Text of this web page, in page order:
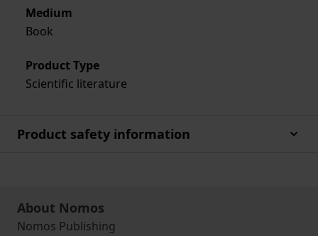
Medium
Book
Product Type
Scientific literature
Product safety information
About Nomos
Nomos Publishing